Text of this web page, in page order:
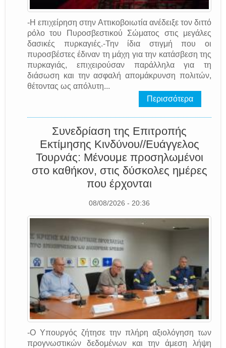
-Η επιχείρηση στην Αττικοβοιωτία ανέδειξε τον διττό
ρόλο του Πυροσβεστικού Σώματος στις μεγάλες
δασικές πυρκαγιές.-Την ίδια στιγμή που οι
πυροσβέστες έδιναν τη μάχη για την κατάσβεση της
πυρκαγιάς, επιχειρούσαν παράλληλα για τη
διάσωση και την ασφαλή απομάκρυνση πολιτών,
θέτοντας ως απόλυτη...
Περισσότερα
Συνεδρίαση της Επιτροπής
Εκτίμησης Κινδύνου//Ευάγγελος
Τουρνάς: Μένουμε προσηλωμένοι
στο καθήκον, στις δύσκολες ημέρες
που έρχονται
08/08/2026 - 20:36
-Ο Υπουργός ζήτησε την πλήρη αξιολόγηση των
προγνωστικών δεδομένων και την άμεση λήψη